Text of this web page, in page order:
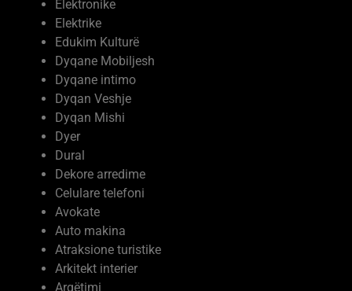
Farmaci
Estetike
Elektronike
Elektrike
Edukim Kulturë
Dyqane Mobiljesh
Dyqane intimo
Dyqan Veshje
Dyqan Mishi
Dyer
Dural
Dekore arredime
Celulare telefoni
Avokate
Auto makina